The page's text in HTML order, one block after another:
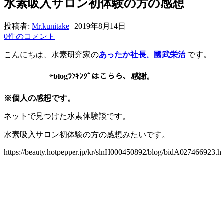
水素吸入サロン初体験の方の感想
投稿者: Mr.kunitake | 2019年8月14日
0件のコメント
こんにちは、水素研究家のあったか社長、國武栄治です。
⇦blogﾗﾝｷﾝｸﾞはこちら、感謝。
※個人の感想です。
ネットで見つけた水素体験談です。
水素吸入サロン初体験の方の感想みたいです。
https://beauty.hotpepper.jp/kr/slnH000450892/blog/